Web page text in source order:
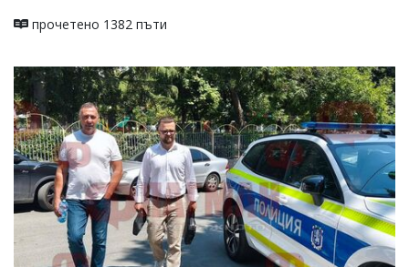
прочетено 1382 пъти